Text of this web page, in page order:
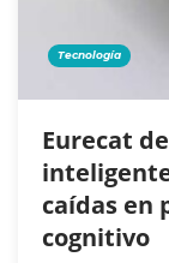
Tecnología
Eurecat
caídas en
cognitivo